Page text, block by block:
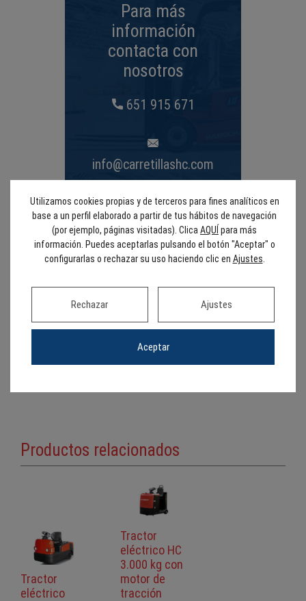
Para más
información
contacta con
nosotros
651 915 671
info@carretillashc.com
Contacto
Descripción
Tractor eléctrico con capacidad de 3.000 kg. Con
operario subido. Con freno de servicio con
electrofreno. Batería 24V / 210Ah.
Productos relacionados
Tractor
eléctrico
Tractor
eléctrico HC
3.000 kg con
motor de
tracción
Utilizamos cookies propias y de terceros para fines analíticos en
base a un perfil elaborado a partir de tus hábitos de navegación
(por ejemplo, páginas visitadas). Clica AQUÍ para más
información. Puedes aceptarlas pulsando el botón "Aceptar" o
configurarlas o rechazar su uso haciendo clic en Ajustes
Aceptar
Rechazar Ajustes